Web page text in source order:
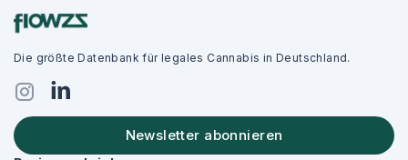
Die größte Datenbank für legales Cannabis in Deutschland.
Newsletter abonnieren